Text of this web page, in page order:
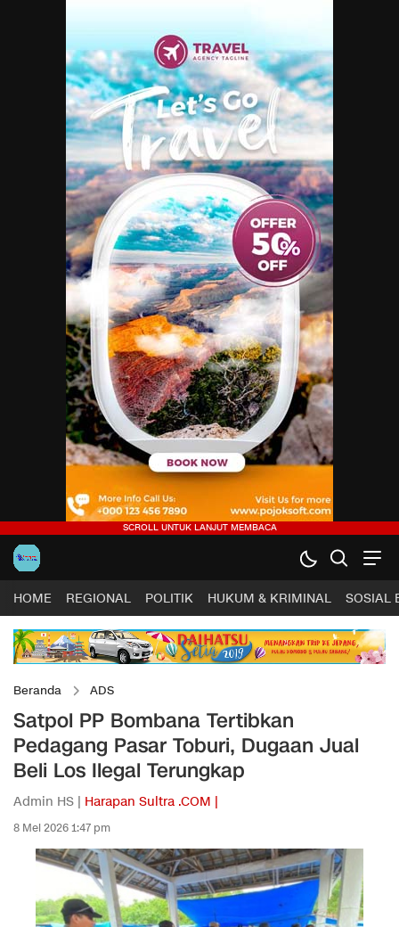
HOME REGIONAL POLITIK HUKUM & KRIMINAL SOSIAL
Beranda ADS
Satpol PP Bombana Tertibkan
Pedagang Pasar Toburi, Dugaan Jual
Beli Los Ilegal Terungkap
Admin HS | Harapan Sultra .COM |
8 Mei 2026 1:47 pm